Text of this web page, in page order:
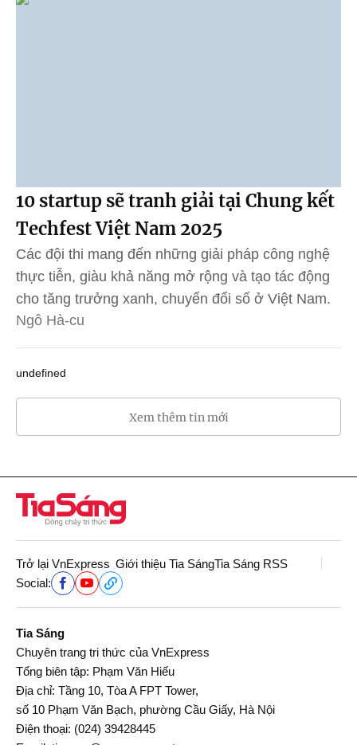
10 startup sẽ tranh giải tại Chung kết
Techfest Việt Nam 2025
Các đội thi mang đến những giải pháp công nghệ
thực tiễn, giàu khả năng mở rộng và tạo tác động
cho tăng trưởng xanh, chuyển đổi số ở Việt Nam.
Ngô Hà-cu
undefined
Xem thêm tin mới
Trở lại VnExpress Giới thiệu Tia SángTia Sáng RSS
Social:
Tia Sáng
Chuyên trang tri thức của VnExpress
Tổng biên tập: Phạm Văn Hiếu
Địa chỉ: Tầng 10, Tòa A FPT Tower,
số 10 Phạm Văn Bạch, phường Cầu Giấy, Hà Nội
Điện thoại: (024) 39428445